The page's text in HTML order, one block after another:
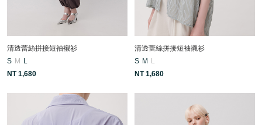
清透蕾絲拼接短袖襯衫
S M
L
NT 1,680
清透蕾絲拼接短袖襯衫
S M
L
NT 1,680